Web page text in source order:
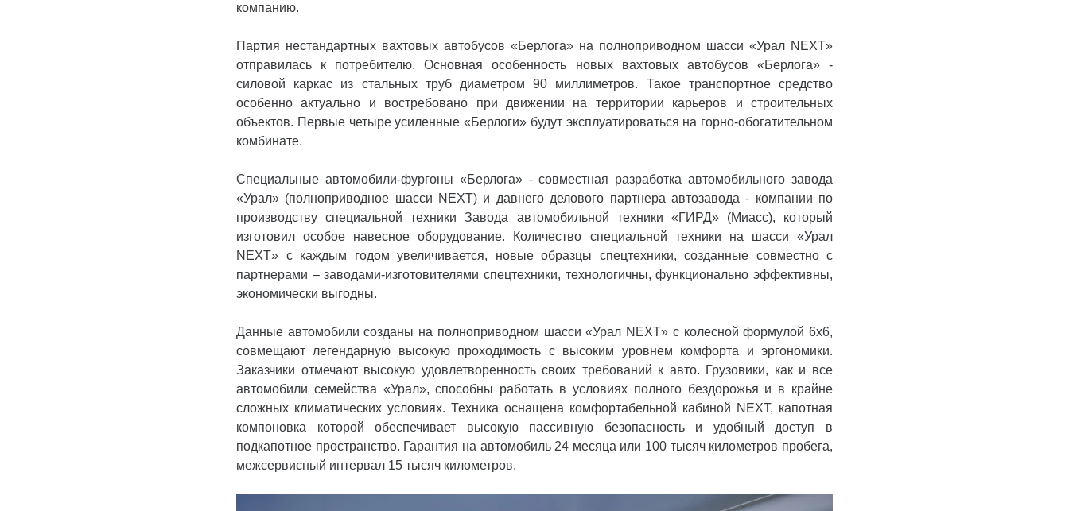
компанию.
Партия нестандартных вахтовых автобусов «Берлога» на полноприводном шасси «Урал NEXT»
отправилась к потребителю. Основная особенность новых вахтовых автобусов «Берлога» -
силовой каркас из стальных труб диаметром 90 миллиметров. Такое транспортное средство
особенно актуально и востребовано при движении на территории карьеров и строительных
объектов. Первые четыре усиленные «Берлоги» будут эксплуатироваться на горно-обогатительном
комбинате.
Специальные автомобили-фургоны «Берлога» - совместная разработка автомобильного завода
«Урал» (полноприводное шасси NEXT) и давнего делового партнера автозавода - компании по
производству специальной техники Завода автомобильной техники «ГИРД» (Миасс), который
изготовил особое навесное оборудование. Количество специальной техники на шасси «Урал
NEXT» с каждым годом увеличивается, новые образцы спецтехники, созданные совместно с
партнерами – заводами-изготовителями спецтехники, технологичны, функционально эффективны,
экономически выгодны.
Данные автомобили созданы на полноприводном шасси «Урал NEXT» с колесной формулой 6х6,
совмещают легендарную высокую проходимость с высоким уровнем комфорта и эргономики.
Заказчики отмечают высокую удовлетворенность своих требований к авто. Грузовики, как и все
автомобили семейства «Урал», способны работать в условиях полного бездорожья и в крайне
сложных климатических условиях. Техника оснащена комфортабельной кабиной NEXT, капотная
компоновка которой обеспечивает высокую пассивную безопасность и удобный доступ в
подкапотное пространство. Гарантия на автомобиль 24 месяца или 100 тысяч километров пробега,
межсервисный интервал 15 тысяч километров.